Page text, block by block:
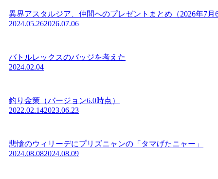
異界アスタルジア、仲間へのプレゼントまとめ（2026年7月
2024.05.262026.07.06
バトルレックスのバッジを考えた
2024.02.04
釣り金策（バージョン6.0時点）
2022.02.142023.06.23
悲愴のウィリーデにプリズニャンの「タマげたニャー」
2024.08.082024.08.09